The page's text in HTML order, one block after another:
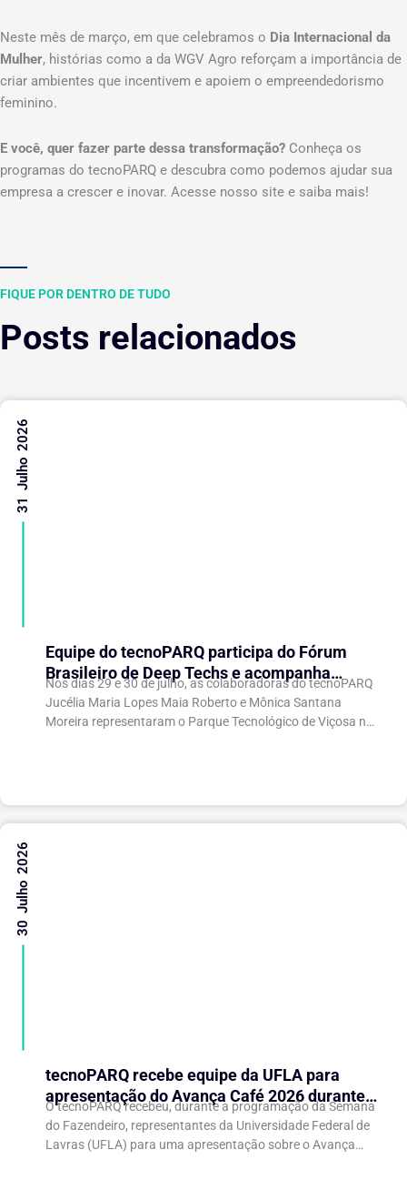
Neste mês de março, em que celebramos o Dia Internacional da
Mulher, histórias como a da WGV Agro reforçam a importância de
criar ambientes que incentivem e apoiem o empreendedorismo
feminino.
E você, quer fazer parte dessa transformação? Conheça os
programas do tecnoPARQ e descubra como podemos ajudar sua
empresa a crescer e inovar. Acesse nosso site e saiba mais!
FIQUE POR DENTRO DE TUDO
Posts relacionados
Equipe do tecnoPARQ participa do Fórum
Brasileiro de Deep Techs e acompanha
debates sobre políticas para inovação
científica
Nos dias 29 e 30 de julho, as colaboradoras do tecnoPARQ
Jucélia Maria Lopes Maia Roberto e Mônica Santana
Moreira representaram o Parque Tecnológico de Viçosa no
31 Julho 2026
tecnoPARQ recebe equipe da UFLA para
apresentação do Avança Café 2026 durante a
Semana do Fazendeiro
O tecnoPARQ recebeu, durante a programação da Semana
do Fazendeiro, representantes da Universidade Federal de
Lavras (UFLA) para uma apresentação sobre o Avança
30 Julho 2026